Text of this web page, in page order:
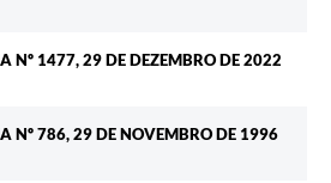
Nº 1477, 29 DE DEZEMBRO DE 2022
Nº 786, 29 DE NOVEMBRO DE 1996